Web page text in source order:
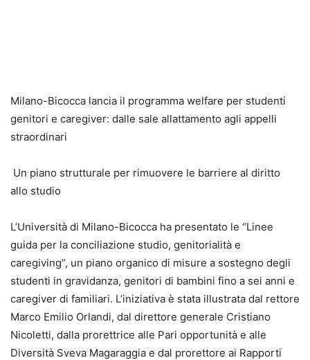
Milano-Bicocca lancia il programma welfare per studenti
genitori e caregiver: dalle sale allattamento agli appelli
straordinari
Un piano strutturale per rimuovere le barriere al diritto
allo studio
L’Università di Milano-Bicocca ha presentato le “Linee
guida per la conciliazione studio, genitorialità e
caregiving”, un piano organico di misure a sostegno degli
studenti in gravidanza, genitori di bambini fino a sei anni e
caregiver di familiari. L’iniziativa è stata illustrata dal rettore
Marco Emilio Orlandi, dal direttore generale Cristiano
Nicoletti, dalla prorettrice alle Pari opportunità e alle
Diversità Sveva Magaraggia e dal prorettore ai Rapporti